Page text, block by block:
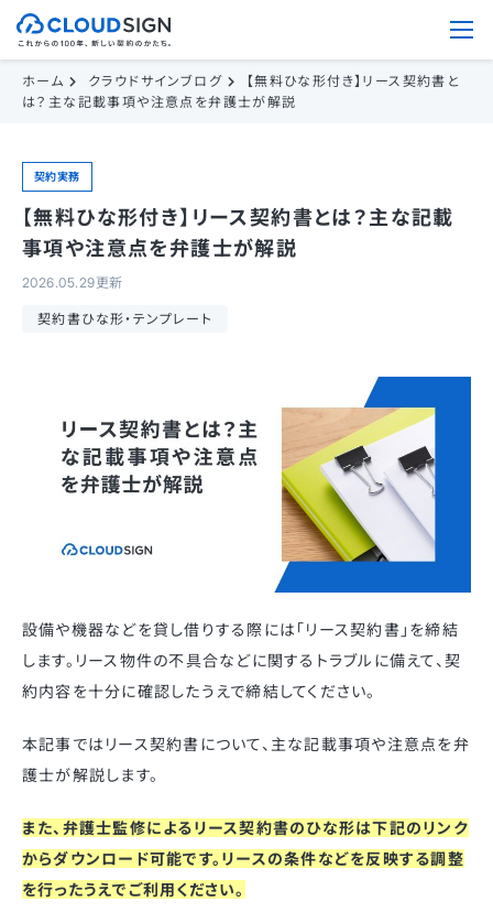
ホーム クラウドサインブログ
【無料ひな形付き】リース契約書と
は？主な記載事項や注意点を弁護士が解説
契約実務
【無料ひな形付き】リース契約書とは？主な記載
事項や注意点を弁護士が解説
2026.05.29更新
契約書ひな形・テンプレート
設備や機器などを貸し借りする際には「リース契約書」を締結
します。リース物件の不具合などに関するトラブルに備えて、契
約内容を十分に確認したうえで締結してください。
本記事ではリース契約書について、主な記載事項や注意点を弁
護士が解説します。
また、弁護士監修によるリース契約書のひな形は下記のリンク
からダウンロード可能です。リースの条件などを反映する調整
を行ったうえでご利用ください。